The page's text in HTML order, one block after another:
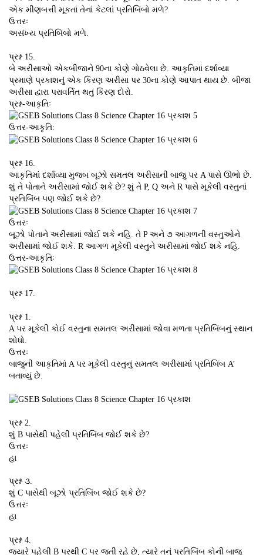
એક મીણબત્તી મૂકતાં તેનાં કેટલાં પ્રતિબિંબો મળે?
ઉત્તરઃ
અસંખ્ય પ્રતિબિંબો મળે.
પ્રશ્ન 15.
બે અરીસાઓ એકબીજાને 90ના કોણે ગોઠવેલા છે. આકૃતિમાં દર્શાવ્યા
પ્રમાણે પ્રકાશનું એક કિરણ અરીસા પર 30ના કોણે આપાત થાય છે. બીજા
અરીસા દ્વારા પરાવર્તિત થતું કિરણ દોરો.
પ્રશ્ન-આકૃતિઃ
ઉત્તર-આકૃતિ:
પ્રશ્ન 16.
આકૃતિમાં દર્શાવ્યા મુજબ બૂઝો સમતલ અરીસાની બાજુ પર A પાસે ઊભો છે.
શું તે પોતાને અરીસામાં જોઈ શકે છે? શું તે P, Q અને R પાસે મૂકેલી વસ્તુનાં
પ્રતિબિંબ પણ જોઈ શકે છે?
ઉત્તરઃ
બૂઝો પોતાને અરીસામાં જોઈ શકે નહિ. તે P અને ૭ આગળની વસ્તુઓને
અરીસામાં જોઈ શકે. R આગળ મૂકેલી વસ્તુને અરીસામાં જોઈ શકે નહિ.
ઉત્તર-આકૃતિઃ
પ્રશ્ન 17.
પ્રશ્ન 1.
A પર મૂકેલી કોઈ વસ્તુના સમતલ અરીસામાં જોવા મળતા પ્રતિબિંબનું સ્થાન
શોધો.
ઉત્તરઃ
બાજુની આકૃતિમાં A પર મૂકેલી વસ્તુનું સમતલ અરીસામાં પ્રતિબિંબ A’
બતાવ્યું છે.
પ્રશ્ન 2.
શું B પાસેથી પહેલી પ્રતિબિંબ જોઈ શકે છે?
ઉત્તરઃ
હા
પ્રશ્ન ૩.
શું C પાસેથી બૂઝો પ્રતિબિંબ જોઈ શકે છે?
ઉત્તરઃ
હા
પ્રશ્ન 4.
જ્યારે પહેલી B પરથી C પર જતી રહે છે, ત્યારે તનું પ્રતિબિંબ કોની બાજુ